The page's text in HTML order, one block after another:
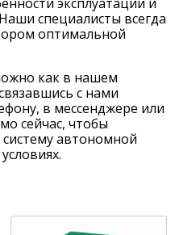
специалисты всегда
оптимальной
как в нашем
с нами
в мессенджере или
сейчас, чтобы
автономной